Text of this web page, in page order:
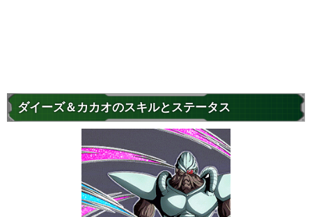
ダイーズ＆カカオのスキルとステータス